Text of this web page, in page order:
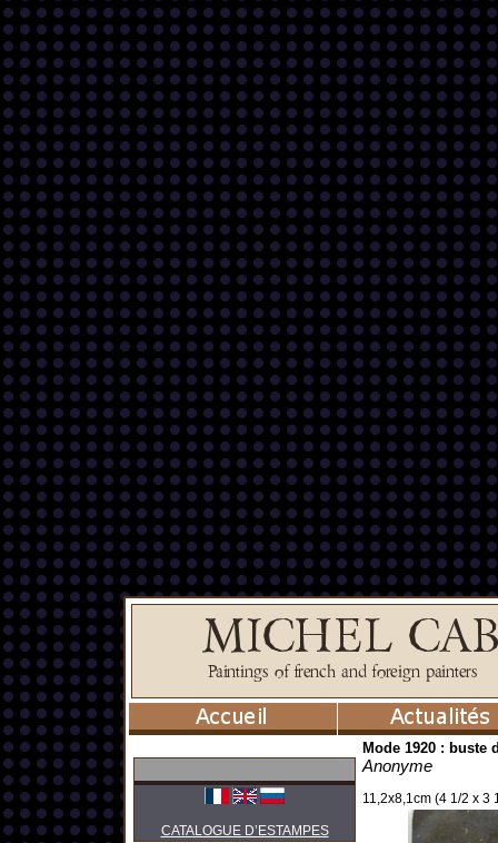
CATALOGUE D’ESTAMPES
Mode 1920 : buste
Anonyme
11,2x8,1cm (4 1/2 x 3